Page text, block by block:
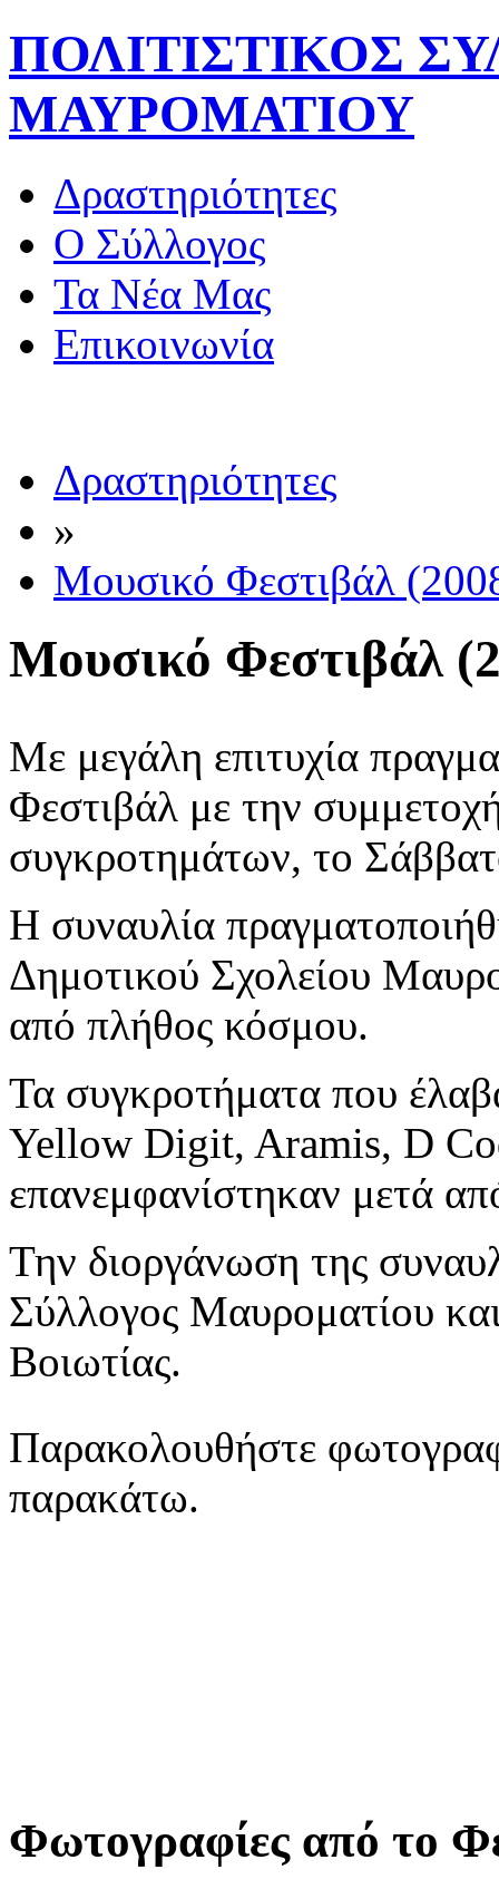
ΠΟΛΙΤΙΣΤΙΚΟΣ
ΜΑΥΡΟΜΑΤΙΟΥ
Δραστηριότητες
Ο Σύλλογος
Τα Νέα Μας
Επικοινωνία
Δραστηριότητες
»
Μουσικό Φεστιβάλ
Μουσικό Φεστιβάλ
Με μεγάλη επιτυχία
Φεστιβάλ με την
συγκροτημάτων, το
Η συναυλία
Δημοτικού Σχολείου
από πλήθος κόσμου.
Τα συγκροτήματα που
Yellow Digit, Aramis, D
επανεμφανίστηκαν μετά
Την διοργάνωση της
Σύλλογος Μαυροματίου
Βοιωτίας.
Παρακολουθήστε
παρακάτω.
Φωτογραφίες από το